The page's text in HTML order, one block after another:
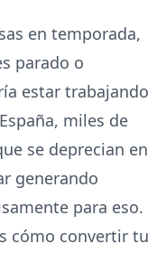
en temporada,
parado o
estar trabajando
miles de
se deprecian en
generando
para eso.
cómo convertir tu